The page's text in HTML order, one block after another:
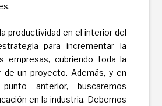
productividad en el interior del
para incrementar la
empresas, cubriendo toda la
de un proyecto. Además, y en
anterior, buscaremos
en la industria. Debemos